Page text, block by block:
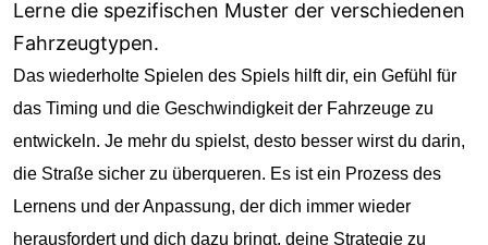
Lerne die spezifischen Muster der verschiedenen
Fahrzeugtypen.
Das wiederholte Spielen des Spiels hilft dir, ein Gefühl für
das Timing und die Geschwindigkeit der Fahrzeuge zu
entwickeln. Je mehr du spielst, desto besser wirst du darin,
die Straße sicher zu überqueren. Es ist ein Prozess des
Lernens und der Anpassung, der dich immer wieder
herausfordert und dich dazu bringt, deine Strategie zu